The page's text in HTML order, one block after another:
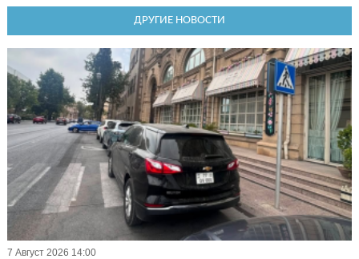
ДРУГИЕ НОВОСТИ
7 Август 2026 14:00